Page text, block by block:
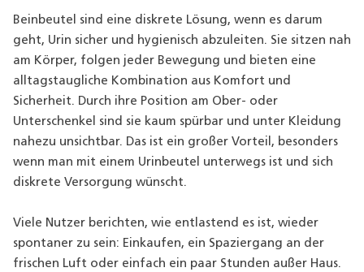
Beinbeutel sind eine diskrete Lösung, wenn es darum
geht, Urin sicher und hygienisch abzuleiten. Sie sitzen nah
am Körper, folgen jeder Bewegung und bieten eine
alltagstaugliche Kombination aus Komfort und
Sicherheit. Durch ihre Position am Ober- oder
Unterschenkel sind sie kaum spürbar und unter Kleidung
nahezu unsichtbar. Das ist ein großer Vorteil, besonders
wenn man mit einem Urinbeutel unterwegs ist und sich
diskrete Versorgung wünscht.
Viele Nutzer berichten, wie entlastend es ist, wieder
spontaner zu sein: Einkaufen, ein Spaziergang an der
frischen Luft oder einfach ein paar Stunden außer Haus.